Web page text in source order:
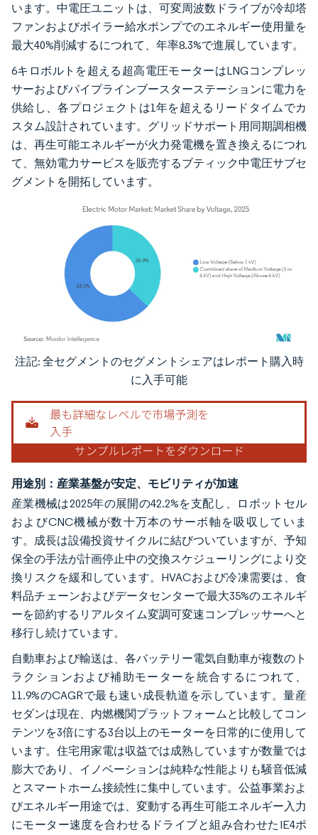
います。中電圧ユニットは、可変周波数ドライブが冷却塔
ファンおよびボイラー給水ポンプでのエネルギー使用量を
最大40%削減するにつれて、年率8.3%で進展しています。
6キロボルトを超える超高電圧モーターはLNGコンプレッ
サーおよびパイプラインブースターステーションに電力を
供給し、各プロジェクトは1年を超えるリードタイムでカ
スタム設計されています。グリッドサポート用同期調相機
は、再生可能エネルギーが火力発電機を置き換えるにつれ
て、無効電力サービスを販売するブティック中電圧サブセ
グメントを開拓しています。
画像 © Mordor Intelligence。再利用にはCC BY 4.0の表示が必要です。
注記: 全セグメントのセグメントシェアはレポート購入時
に入手可能
用途別：産業基盤が安定、モビリティが加速
産業機械は2025年の展開の42.2%を支配し、ロボットセル
およびCNC機械が数十万本のサーボ軸を吸収していま
す。成長は設備投資サイクルに結びついていますが、予知
保全の手法が計画停止中の交換スケジューリングにより交
換リスクを緩和しています。HVACおよび冷凍需要は、食
料品チェーンおよびデータセンターで最大35%のエネルギ
ーを節約するリアルタイム変調可変速コンプレッサーへと
移行し続けています。
自動車および輸送は、各バッテリー電気自動車が複数のト
ラクションおよび補助モーターを統合するにつれて、
11.9%のCAGRで最も速い成長軌道を示しています。量産
セダンは現在、内燃機関プラットフォームと比較してコン
テンツを3倍にする3台以上のモーターを日常的に使用して
います。住宅用家電は収益では成熟していますが数量では
膨大であり、イノベーションは純粋な性能よりも騒音低減
とスマートホーム接続性に集中しています。公益事業およ
びエネルギー用途では、変動する再生可能エネルギー入力
にモーター速度を合わせるドライブと組み合わせたIE4ポ